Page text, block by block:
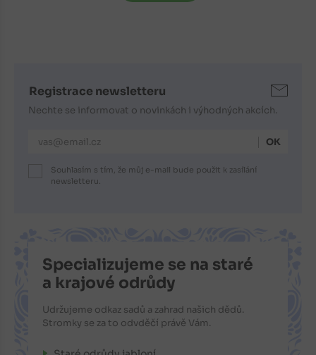
Registrace newsletteru
Nechte se informovat o novinkách i výhodných akcích.
E-mailová adresa
Souhlasím s tím, že můj e-mail bude použit k zasílání
newsletteru.
Specializujeme se na staré
a krajové odrůdy
Udržujeme odkaz sadů a zahrad našich dědů.
Stromky se za to odvděčí právě Vám.